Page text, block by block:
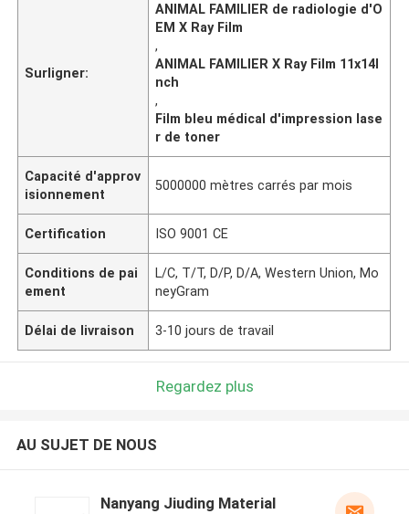
Surligner:
ANIMAL FAMILIER de radiologie d'O
EM X Ray Film
,
ANIMAL FAMILIER X Ray Film 11x14I
nch
,
Film bleu médical d'impression lase
r de toner
Capacité d'approv
isionnement
5000000 mètres carrés par mois
Certification ISO 9001 CE
Conditions de pai
ement
L/C, T/T, D/P, D/A, Western Union, Mo
neyGram
Délai de livraison 3-10 jours de travail
Regardez plus
AU SUJET DE NOUS
Nanyang Jiuding Material